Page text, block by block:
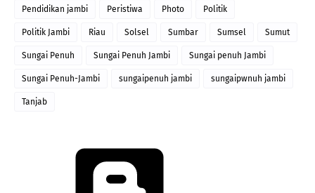
Pendidikan jambi Peristiwa Photo Politik
Politik Jambi Riau Solsel Sumbar Sumsel Sumut
Sungai Penuh Sungai Penuh Jambi Sungai penuh Jambi
Sungai Penuh-Jambi sungaipenuh jambi sungaipwnuh jambi
Tanjab